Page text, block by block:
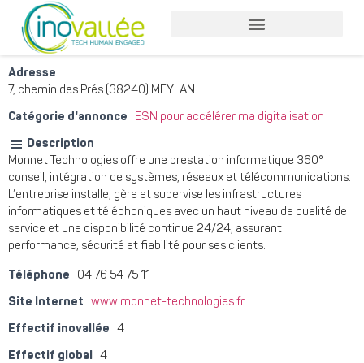
Adresse
7, chemin des Prés (38240) MEYLAN
Catégorie d'annonce ESN pour accélérer ma digitalisation
Description
Monnet Technologies offre une prestation informatique 360° :
conseil, intégration de systèmes, réseaux et télécommunications.
L’entreprise installe, gère et supervise les infrastructures
informatiques et téléphoniques avec un haut niveau de qualité de
service et une disponibilité continue 24/24, assurant
performance, sécurité et fiabilité pour ses clients.
Téléphone 04 76 54 75 11
Site Internet www.monnet-technologies.fr
Effectif inovallée 4
Effectif global 4